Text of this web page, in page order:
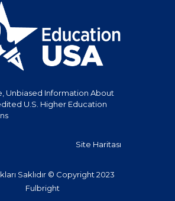
Unbiased Information About
U.S. Higher Education
Site Haritası
Saklıdır © Copyright 2023
Fulbright